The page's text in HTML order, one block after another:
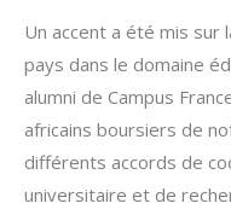
Un accent a été mis sur
pays dans le domaine
alumni de Campus
africains boursiers de
différents accords de
universitaire et de